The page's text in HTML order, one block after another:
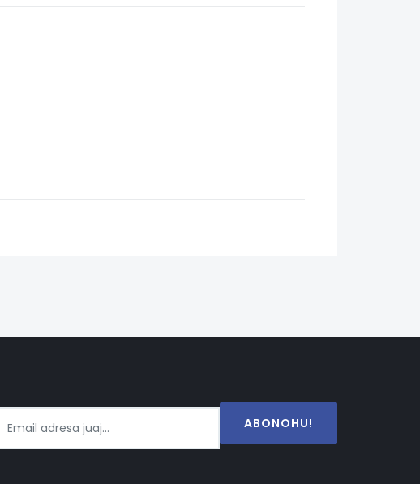
ABONOHU!